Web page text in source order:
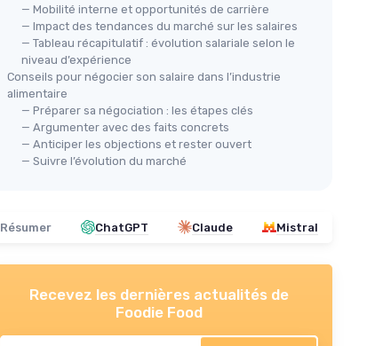
— Mobilité interne et opportunités de carrière
— Impact des tendances du marché sur les salaires
— Tableau récapitulatif : évolution salariale selon le
niveau d’expérience
Conseils pour négocier son salaire dans l’industrie
alimentaire
— Préparer sa négociation : les étapes clés
— Argumenter avec des faits concrets
— Anticiper les objections et rester ouvert
— Suivre l’évolution du marché
Résumer ChatGPT Claude Mistral
Recevez les dernières actualités de
Foodie Food